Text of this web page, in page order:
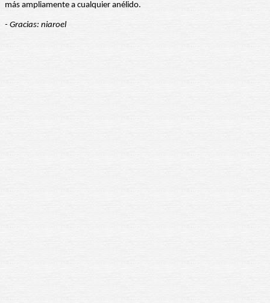
más ampliamente a cualquier anélido.
- Gracias: niaroel